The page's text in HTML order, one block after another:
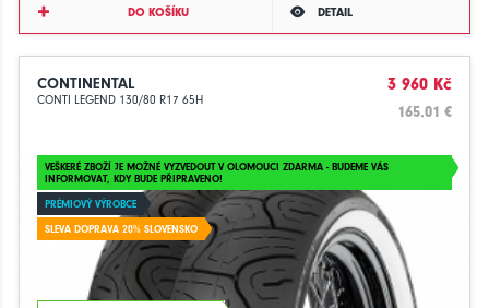
DO KOŠÍKU DETAIL
CONTINENTAL
CONTI LEGEND 130/80 R17 65H
3 960 Kč
165.01 €
VEŠKERÉ ZBOŽÍ JE MOŽNÉ VYZVEDOUT V OLOMOUCI ZDARMA - BUDEME VÁS
INFORMOVAT, KDY BUDE PŘIPRAVENO!
PRÉMIOVÝ VÝROBCE
SLEVA DOPRAVA 20% SLOVENSKO